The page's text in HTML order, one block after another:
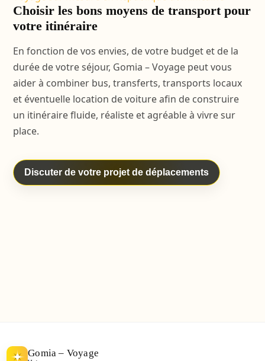
Choisir les bons moyens de transport pour
votre itinéraire
En fonction de vos envies, de votre budget et de la
durée de votre séjour, Gomia – Voyage peut vous
aider à combiner bus, transferts, transports locaux
et éventuelle location de voiture afin de construire
un itinéraire fluide, réaliste et agréable à vivre sur
place.
Discuter de votre projet de déplacements
Gomia – Voyage